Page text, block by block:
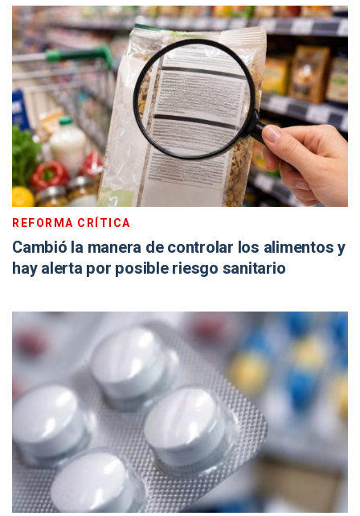
REFORMA CRÍTICA
Cambió la manera de controlar los alimentos y
hay alerta por posible riesgo sanitario